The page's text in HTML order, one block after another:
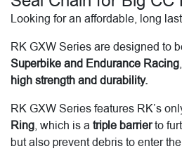
Looking for an affordable, long
RK GXW Series are designed to
Superbike and Endurance Racing
high strength and durability.
RK GXW Series features RK’s
Ring, which is a triple barrierto
but also prevent debris to enter